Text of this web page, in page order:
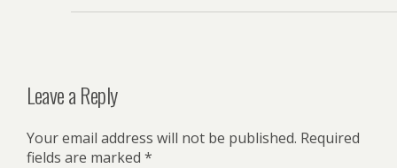
Leave a Reply
Your email address will not be published. Required
fields are marked *